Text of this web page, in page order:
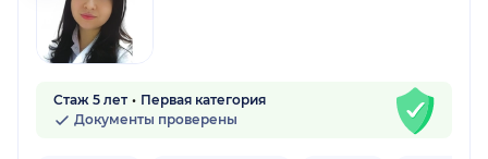
Стаж 5 лет
Первая категория
Документы проверены